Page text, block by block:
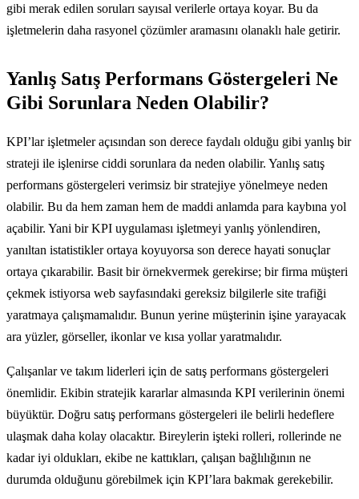
gibi merak edilen soruları sayısal verilerle ortaya koyar. Bu da
işletmelerin daha rasyonel çözümler aramasını olanaklı hale getirir.
Yanlış Satış Performans Göstergeleri Ne
Gibi Sorunlara Neden Olabilir?
KPI’lar işletmeler açısından son derece faydalı olduğu gibi yanlış bir
strateji ile işlenirse ciddi sorunlara da neden olabilir. Yanlış satış
performans göstergeleri verimsiz bir stratejiye yönelmeye neden
olabilir. Bu da hem zaman hem de maddi anlamda para kaybına yol
açabilir. Yani bir KPI uygulaması işletmeyi yanlış yönlendiren,
yanıltan istatistikler ortaya koyuyorsa son derece hayati sonuçlar
ortaya çıkarabilir. Basit bir örnekvermek gerekirse; bir firma müşteri
çekmek istiyorsa web sayfasındaki gereksiz bilgilerle site trafiği
yaratmaya çalışmamalıdır. Bunun yerine müşterinin işine yarayacak
ara yüzler, görseller, ikonlar ve kısa yollar yaratmalıdır.
Çalışanlar ve takım liderleri için de satış performans göstergeleri
önemlidir. Ekibin stratejik kararlar almasında KPI verilerinin önemi
büyüktür. Doğru satış performans göstergeleri ile belirli hedeflere
ulaşmak daha kolay olacaktır. Bireylerin işteki rolleri, rollerinde ne
kadar iyi oldukları, ekibe ne kattıkları, çalışan bağlılığının ne
durumda olduğunu görebilmek için KPI’lara bakmak gerekebilir.